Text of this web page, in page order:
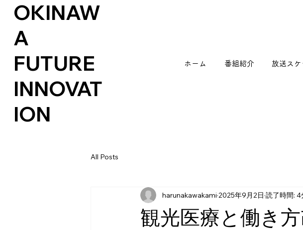
OKINAW
A
FUTURE
INNOVAT
ION
ホーム 番組紹介 放送ス
All Posts
観光医療と働き
harunakawakami 2025年9月2日 読了時間: 4